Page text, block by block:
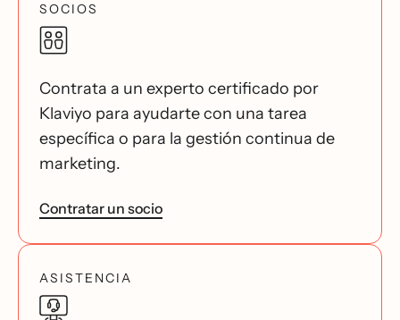
SOCIOS
Contrata a un experto certificado por
Klaviyo para ayudarte con una tarea
específica o para la gestión continua de
marketing.
Contratar un socio
ASISTENCIA